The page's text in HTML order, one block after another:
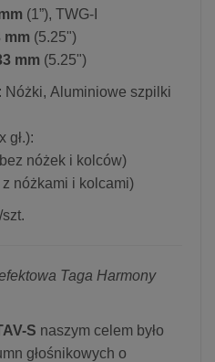
(1”), TWG-I
mm (5.25")
mm (5.25")
Nóżki, Aluminiowe szpilki
gł.):
nóżek i kolców)
nóżkami i kolcami)
/szt.
Taga Harmony
S naszym celem było
głośnikowych o